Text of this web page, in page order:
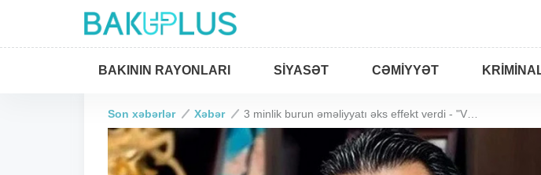
BAKININ RAYONLARI SIYASƏT CƏMIYYƏT
Son xəbərlər Xəbər